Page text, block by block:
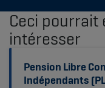
Ceci pourrait
intéresser
Pension Libre
Indépendants